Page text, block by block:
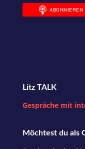
Litz TALK
Gespräche mit
Möchtest du als